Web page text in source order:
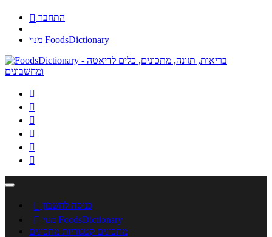
 התחבר
מנוי FoodsDictionary






 כניסה לחשבון

מנוי FoodsDictionary
מתכונים קטגוריות מתכונים